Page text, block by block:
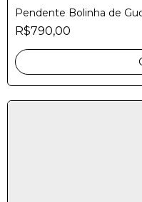
Pendente Bolinha de
R$790,00